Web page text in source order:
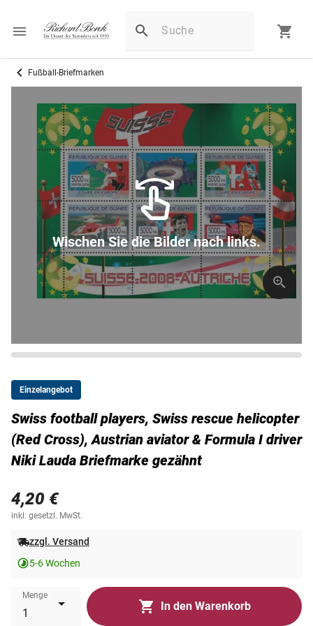
Fußball-Briefmarken
Wischen Sie die Bilder nach links.
Einzelangebot
Swiss football players, Swiss rescue helicopter
(Red Cross), Austrian aviator & Formula I driver
Niki Lauda Briefmarke gezähnt
4,20 €
inkl. gesetzl. MwSt.
zzgl. Versand
5-6 Wochen
Menge
In den Warenkorb